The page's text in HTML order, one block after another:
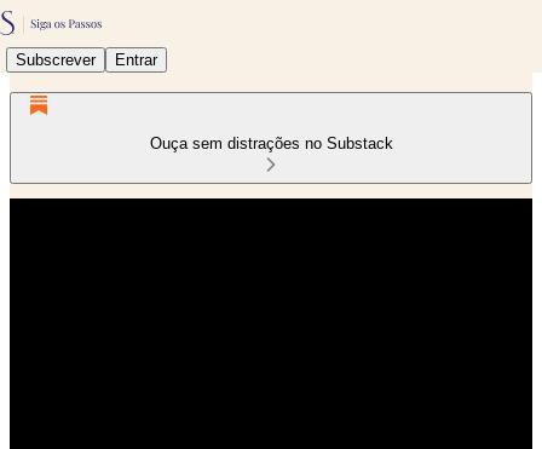
Subscrever Entrar
Ouça sem distrações no Substack